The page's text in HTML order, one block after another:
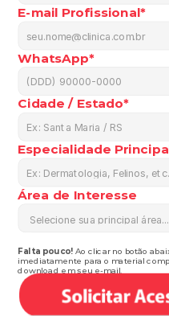
E-mail Profissional*
WhatsApp*
Cidade / Estado*
Especialidade
Área de Interesse
Falta pouco! Ao clicar no botão
imediatamente para o material
download em seu e-mail.
Solicitar